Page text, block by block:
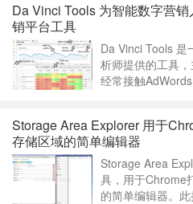
期：2022年1月
Da Vinci Tools 为智能数字营
销平台工具
Da Vinci Tools 是
析师提供的工具
经常接触
继续阅读 »
Storage Area Explorer 用于
存储区域的简单编辑器
Storage Area
具，用于Chrome
的简单编辑器。